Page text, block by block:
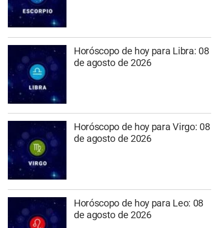
Horóscopo de hoy para Libra: 08
de agosto de 2026
Horóscopo de hoy para Virgo: 08
de agosto de 2026
Horóscopo de hoy para Leo: 08
de agosto de 2026